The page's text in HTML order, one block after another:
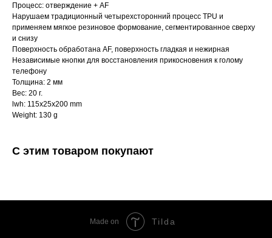
Процесс: отверждение + AF
Нарушаем традиционный четырехсторонний процесс TPU и
применяем мягкое резиновое формование, сегментированное сверху
и снизу
Поверхность обработана AF, поверхность гладкая и нежирная
Независимые кнопки для восстановления прикосновения к голому
телефону
Толщина: 2 мм
Вес: 20 г.
lwh: 115x25x200 mm
Weight: 130 g
С этим товаром покупают
Made on Tilda